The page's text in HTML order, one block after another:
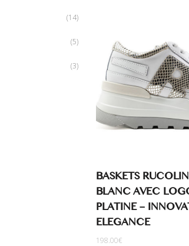
(14)
(5)
(3)
BASKETS
BLANC AVEC
PLATINE –
ELEGANCE
198.00€